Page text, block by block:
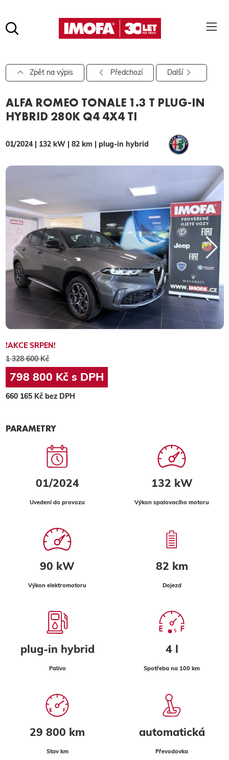
hledat
Pro vyhledávání zadejte alespoň 3 znaky.
Zpět na výpis Předchozí Další
ALFA ROMEO TONALE 1.3 T PLUG-IN
HYBRID 280K Q4 4X4 TI
01/2024 | 132 kW | 82 km | plug-in hybrid
!AKCE SRPEN!
1 328 600 Kč
798 800 Kč s DPH
660 165 Kč bez DPH
PARAMETRY
01/2024
Uvedení do provozu
132 kW
Výkon spalovacího motoru
90 kW
Výkon elektromotoru
82 km
Dojezd
plug-in hybrid
Palivo
4 l
Spotřeba na 100 km
29 800 km
Stav km
automatická
Převodovka